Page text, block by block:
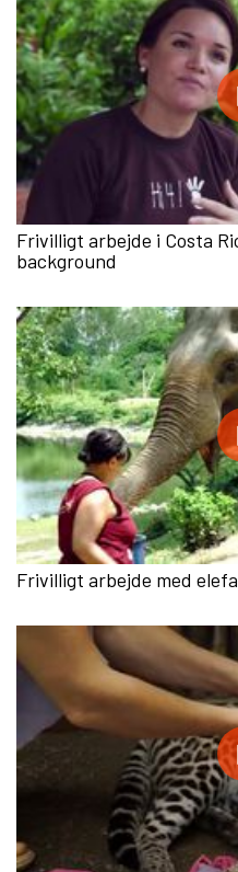
Frivilligt arbejde i Costa
background
Frivilligt arbejde med